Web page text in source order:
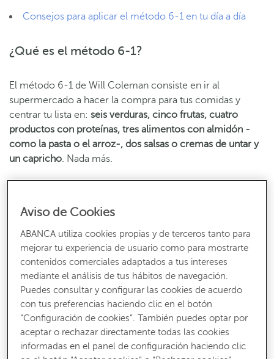
Consejos para aplicar el método 6-1 en tu día a día
¿Qué es el método 6-1?
El método 6-1 de Will Coleman consiste en ir al
supermercado a hacer la compra para tus comidas y
centrar tu lista en: seis verduras, cinco frutas, cuatro
productos con proteínas, tres alimentos con almidón -
como la pasta o el arroz-, dos salsas o cremas de untar y
un capricho. Nada más.
tus comidas de manera eficiente, económica y saludable
Una fórmula que se ha vuelto viral, como ocurrió con el
loud budget trend, para hacer que las compras se vuelvan
más sencillas, más baratas e, incluso, más rápidas.
Recibe nuestros contenidos más útiles
Consejos, claves y ¡todo lo que debes saber para gestionar tus finanzas!
SUSCRÍBETE
Aviso de Cookies
ABANCA utiliza cookies propias y de terceros tanto para
mejorar tu experiencia de usuario como para mostrarte
contenidos comerciales adaptados a tus intereses
mediante el análisis de tus hábitos de navegación.
Puedes consultar y configurar las cookies de acuerdo
con tus preferencias haciendo clic en el botón
“Configuración de cookies”. También puedes optar por
aceptar o rechazar directamente todas las cookies
informadas en el panel de configuración haciendo clic